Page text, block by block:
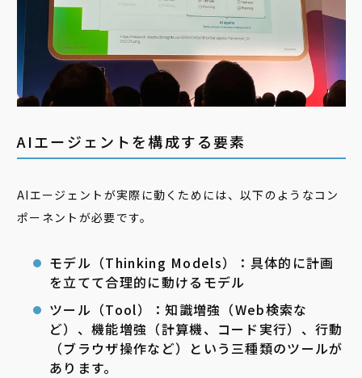
AIエージェントを構成する要素
AIエージェントが実際に動くためには、以下のようなコン
ポーネントが必要です。
モデル（Thinking Models）：具体的に計画
を立てて合理的に動けるモデル
ツール（Tool）：知識増強（Web検索な
ど）、機能増強（計算機、コード実行）、行動
（ブラウザ操作など）という三種類のツールが
あります。